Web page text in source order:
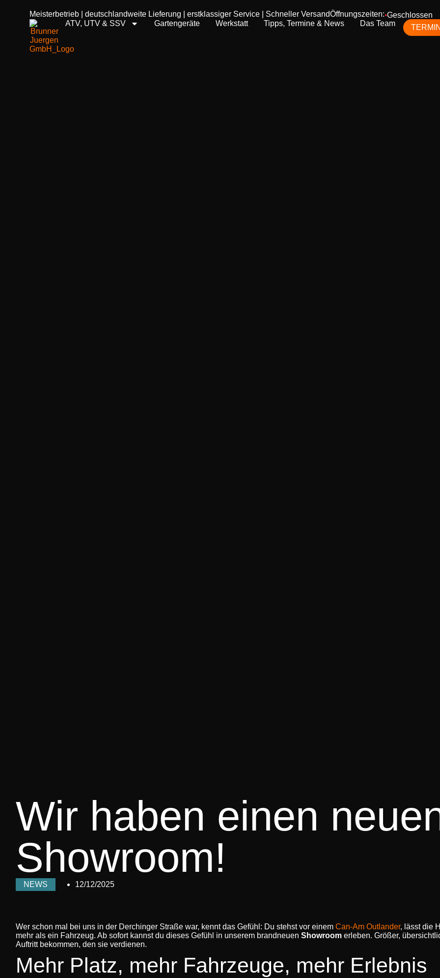
Meisterbetrieb | deutschlandweite Lieferung | erstklassiger Service | Schneller VersandÖffnungszeiten:●Geschlossen
ATV, UTV & SSV
Gartengeräte Werkstatt Tipps, Termine & News Das Team
Wir haben einen
Showroom!
NEWS 12/12/2025
Wer schon mal bei uns in der Derchinger Straße war, kennt das Gefühl: Du stehst vor einem Can-Am Outlander, lässt die
mehr als ein Fahrzeug. Ab sofort kannst du dieses Gefühl in unserem brandneuen Showroom erleben. Größer,
Auftritt bekommen, den sie verdienen.
Mehr Platz, mehr Fahrzeuge, mehr Erlebnis